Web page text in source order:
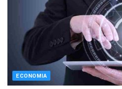
ECONOMIA